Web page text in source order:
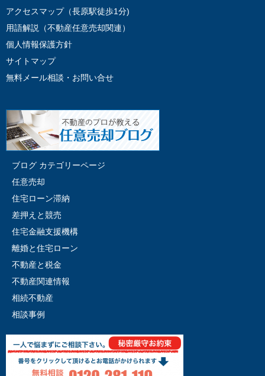
アクセスマップ（長原駅徒歩1分)
用語解説（不動産任意売却関連）
個人情報保護方針
サイトマップ
無料メール相談・お問い合せ
ブログ カテゴリーページ
任意売却
住宅ローン滞納
差押えと競売
住宅金融支援機構
離婚と住宅ローン
不動産と税金
不動産関連情報
相続不動産
相談事例